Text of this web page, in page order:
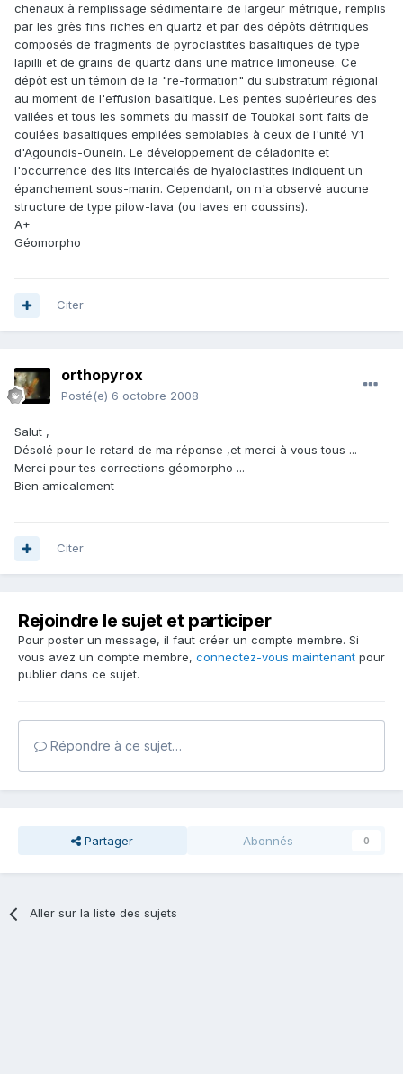
chenaux à remplissage sédimentaire de largeur métrique, remplis
par les grès fins riches en quartz et par des dépôts détritiques
composés de fragments de pyroclastites basaltiques de type
lapilli et de grains de quartz dans une matrice limoneuse. Ce
dépôt est un témoin de la "re-formation" du substratum régional
au moment de l'effusion basaltique. Les pentes supérieures des
vallées et tous les sommets du massif de Toubkal sont faits de
coulées basaltiques empilées semblables à ceux de l'unité V1
d'Agoundis-Ounein. Le développement de céladonite et
l'occurrence des lits intercalés de hyaloclastites indiquent un
épanchement sous-marin. Cependant, on n'a observé aucune
structure de type pilow-lava (ou laves en coussins).
A+
Géomorpho
Citer
orthopyrox
Posté(e) 6 octobre 2008
Salut ,
Désolé pour le retard de ma réponse ,et merci à vous tous ...
Merci pour tes corrections géomorpho ...
Bien amicalement
Citer
Rejoindre le sujet et participer
Pour poster un message, il faut créer un compte membre. Si
vous avez un compte membre, connectez-vous maintenant pour
publier dans ce sujet.
Répondre à ce sujet…
Partager Abonnés 0
Aller sur la liste des sujets